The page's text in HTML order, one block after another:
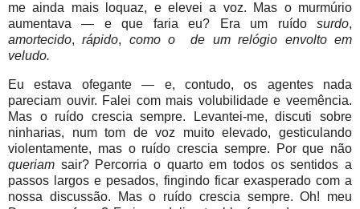
me ainda mais loquaz, e elevei a voz. Mas o murmúrio
aumentava — e que faria eu? Era um ruído surdo,
amortecido,rápido, como o de um relógio envolto em
veludo.
Eu estava ofegante — e, contudo, os agentes nada
pareciam ouvir. Falei com mais volubilidade e veemência.
Mas o ruído crescia sempre. Levantei-me, discuti sobre
ninharias, num tom de voz muito elevado, gesticulando
violentamente, mas o ruído crescia sempre. Por que não
queriam sair? Percorria o quarto em todos os sentidos a
passos largos e pesados, fingindo ficar exasperado com a
nossa discussão. Mas o ruído crescia sempre. Oh! meu